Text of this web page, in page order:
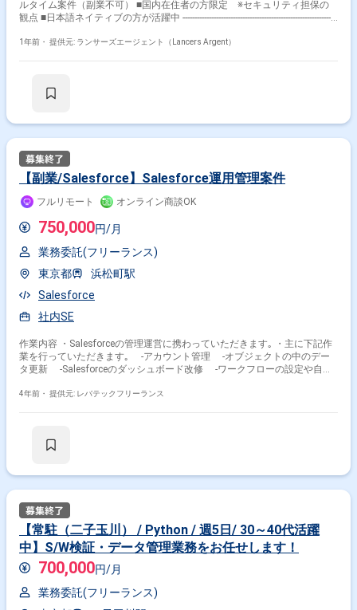
ルタイム案件（副業不可） ■国内在住者の方限定 ※セキュリティ担保の
観点 ■日本語ネイティブの方が活躍中 -----------------------------------------------------------------
たデジタルトランスフォーメーションと、 クラウド・WEB・ITインフラ
守運用を担当しており、他ベンダーとコミュニケーションをとりながら業
1年前・ 提供元: ランサーズエージェント（Lancers Argent）
【副業/Salesforce】Salesforce運用管理案件
フルリモート オンライン商談OK
750,000円/月
業務委託(フリーランス)
東京都
浜松町駅
Salesforce
社内SE
作業内容 ・Salesforceの管理運営に携わっていただきます｡ ・主に下記作
業を行っていただきます｡ ‐アカウント管理 ‐オブジェクトの中のデー
タ更新 ‐Salesforceのダッシュボード改修 ‐ワークフローの設定や自動
4年前・ 提供元: レバテックフリーランス
【常駐（二子玉川） / Python / 週5日/ 30～40代活躍
中】S/W検証・データ管理業務をお任せします！
700,000円/月
業務委託(フリーランス)